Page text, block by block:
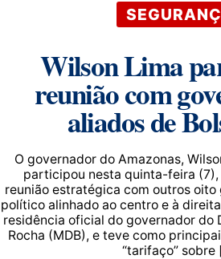
Wilson Lima
reunião com
aliados de
O governador do Amazonas,
participou nesta quinta-feira (7),
reunião estratégica com outros
político alinhado ao centro e à
residência oficial do governador do
Rocha (MDB), e teve como
“tarifaço”